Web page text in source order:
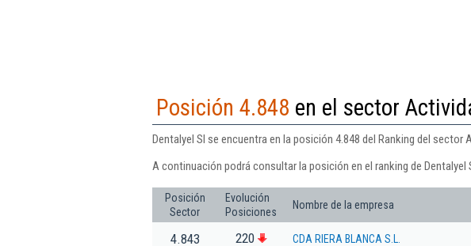
Posición 4.848 en el sector
Dentalyel Sl se encuentra en la posición 4.848 del Ranking del sector
A continuación podrá consultar la posición en el ranking de
Posición
Sector
Evolución
Posiciones
Nombre de la empresa
4.843 220 CDA RIERA BLANCA S.L.